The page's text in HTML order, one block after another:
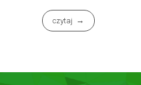
czytaj